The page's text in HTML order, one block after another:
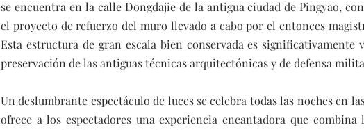
se encuentra en la calle Dongdajie de la antigua ciudad de Pingyao,
el proyecto de refuerzo del muro llevado a cabo por el entonces
Esta estructura de gran escala bien conservada es significativamente
preservación de las antiguas técnicas arquitectónicas y de defensa
Un deslumbrante espectáculo de luces se celebra todas las noches en
ofrece a los espectadores una experiencia encantadora que